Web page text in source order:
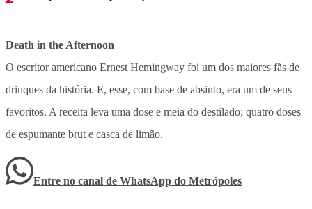
Death in the Afternoon
O escritor americano Ernest Hemingway foi um dos maiores fãs de
drinques da história. E, esse, com base de absinto, era um de seus
favoritos. A receita leva uma dose e meia do destilado; quatro doses
de espumante brut e casca de limão.
Entre no canal de WhatsApp do Metrópoles